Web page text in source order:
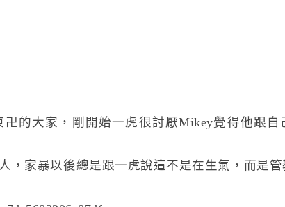
的大家，剛開始一虎很討厭Mikey覺得他跟自
，家暴以後總是跟一虎說這不是在生氣，而是管